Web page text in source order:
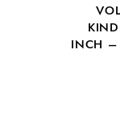
INCH –